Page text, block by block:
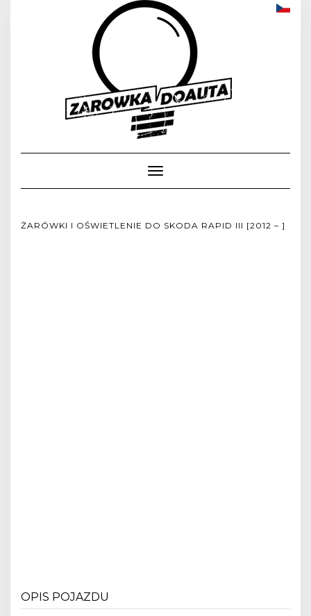
Toggle
Navigation
ŻARÓWKI I OŚWIETLENIE DO SKODA RAPID III [2012 – ]
OPIS POJAZDU